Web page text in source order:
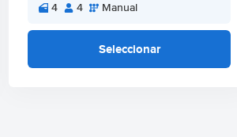
4 4 Manual
Seleccionar